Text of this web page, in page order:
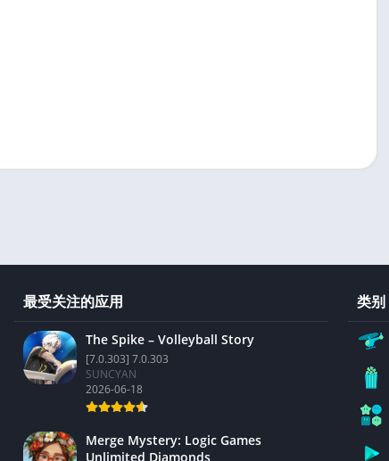
最受关注的应用
The Spike – Volleyball Story
[7.0.303] 7.0.303
SUNCYAN
2026-06-18
Merge Mystery: Logic Games
Unlimited Diamonds
类别